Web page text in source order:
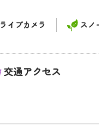
ライブカメラ スノ
交通アクセス